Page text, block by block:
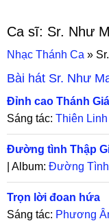
Ca sĩ: Sr. Như
Nhạc Thánh Ca »
Bài hát Sr. Như
Đỉnh cao Thánh Giá
Sáng tác: Thiên Linh
Đường tình Thập
| Album: Đường Tình
Trọn lời đoan hứa
Sáng tác: Phương